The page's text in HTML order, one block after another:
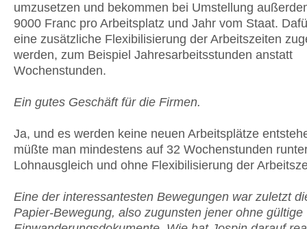
umzusetzen und bekommen bei Umstellung
9000 Franc pro Arbeitsplatz und Jahr vom Staat.
eine zusätzliche Flexibilisierung der Arbeitszeiten
werden, zum Beispiel Jahresarbeitsstunden anstatt
Wochenstunden.
Ein gutes Geschäft für die Firmen.
Ja, und es werden keine neuen Arbeitsplätze
müßte man mindestens auf 32 Wochenstunden
Lohnausgleich und ohne Flexibilisierung der
Eine der interessantesten Bewegungen war zuletzt
Papier-Bewegung, also zugunsten jener ohne gültige